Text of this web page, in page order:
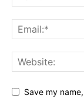
Save my